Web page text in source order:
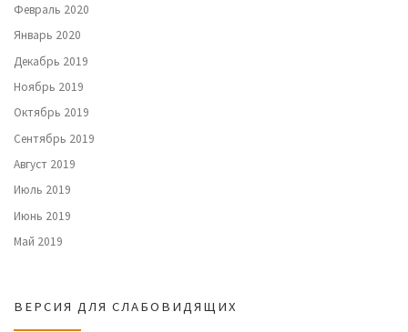
Февраль 2020
Январь 2020
Декабрь 2019
Ноябрь 2019
Октябрь 2019
Сентябрь 2019
Август 2019
Июль 2019
Июнь 2019
Май 2019
ВЕРСИЯ ДЛЯ СЛАБОВИДЯЩИХ